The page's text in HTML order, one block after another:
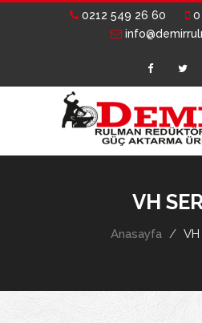
0212 549 26 60
0
VH
Anasayfa VH